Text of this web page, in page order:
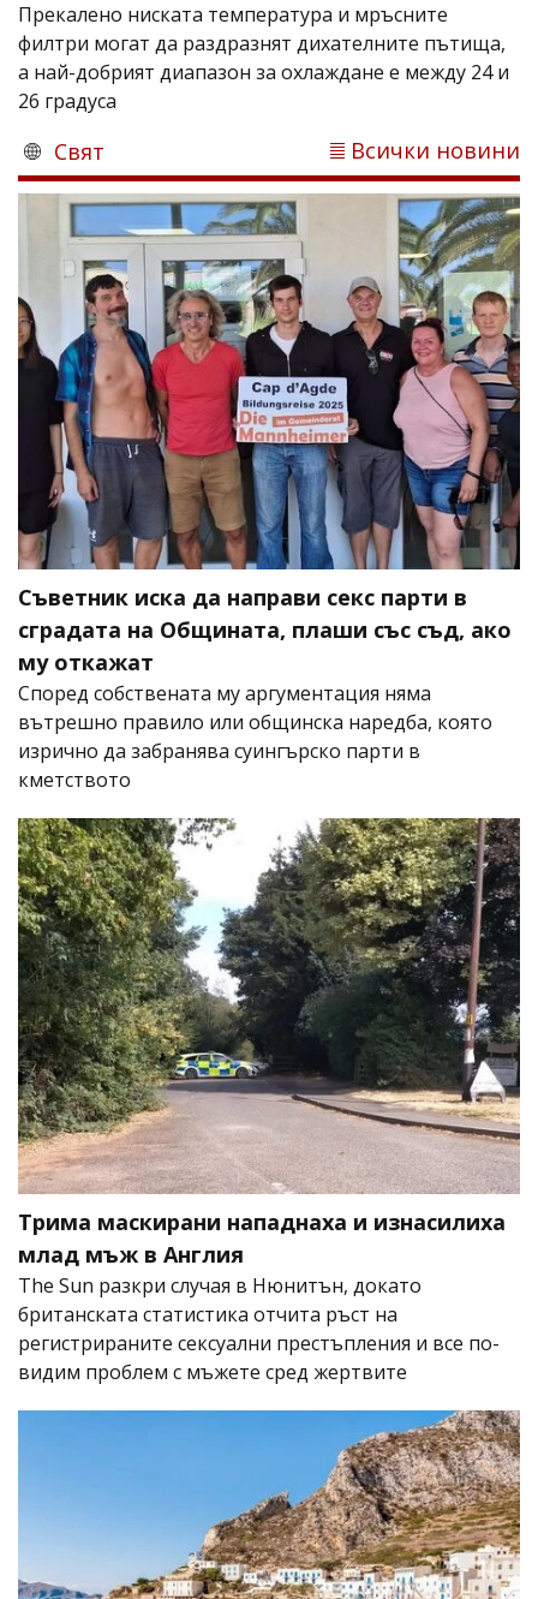
Прекалено ниската температура и мръсните
филтри могат да раздразнят дихателните пътища,
а най-добрият диапазон за охлаждане е между 24 и
26 градуса
Свят Всички новини
Съветник иска да направи секс парти в
сградата на Общината, плаши със съд, ако
му откажат
Според собствената му аргументация няма
вътрешно правило или общинска наредба, която
изрично да забранява суингърско парти в
кметството
Трима маскирани нападнаха и изнасилиха
млад мъж в Англия
The Sun разкри случая в Нюнитън, докато
британската статистика отчита ръст на
регистрираните сексуални престъпления и все по-
видим проблем с мъжете сред жертвите